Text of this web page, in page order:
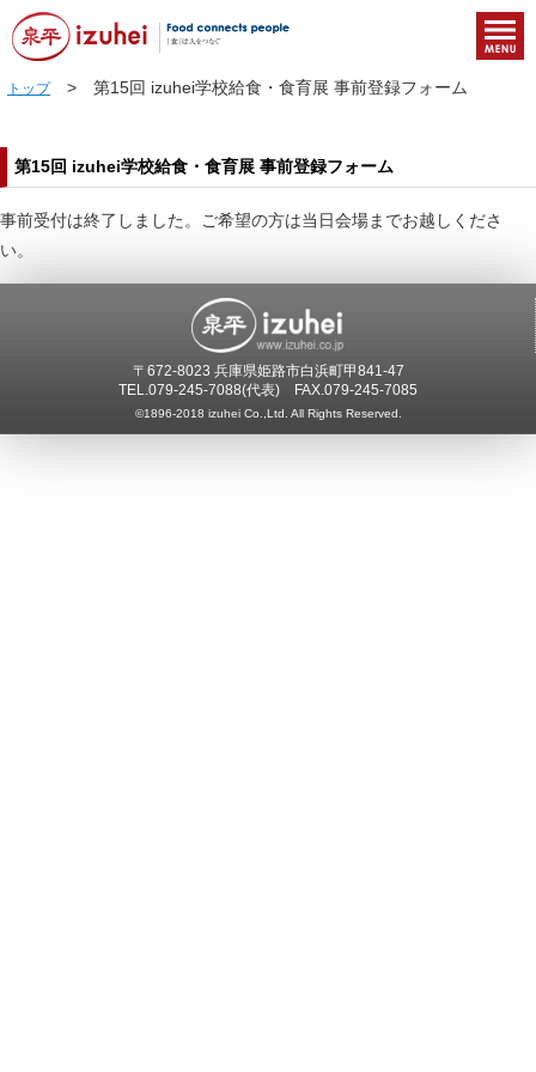
トップ> 第15回 izuhei学校給食・食育展 事前登録フォーム
第15回 izuhei学校給食・食育展 事前登録フォーム
事前受付は終了しました。ご希望の方は当日会場までお越しくださ
い。
〒672-8023 兵庫県姫路市白浜町甲841-47
TEL. 079-245-7088(代表) FAX.079-245-7085
©1896-2018 izuhei Co.,Ltd. All Rights Reserved.